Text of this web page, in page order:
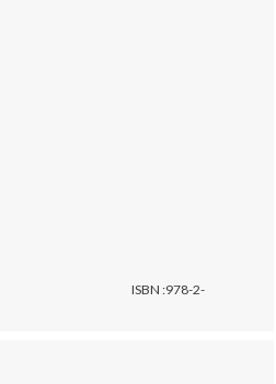
ISBN :978-2-